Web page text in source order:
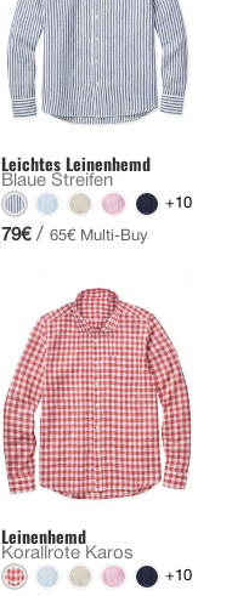
Leichtes Leinenhemd
Blaue Streifen
+10
79€ / 65€ Multi-Buy
Leinenhemd
Korallrote Karos
+10